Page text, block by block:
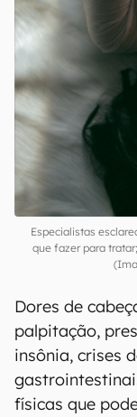
Especialistas
que fazer para
Dores de
palpitação,
insônia, crises
físicas que